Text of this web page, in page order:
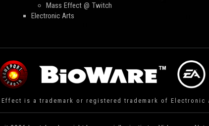
Mass Effect @ Twitch
Electronic Arts
Effect is a trademark or registered trademark of Electronic